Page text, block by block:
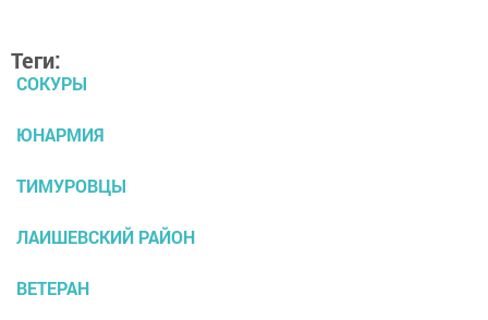
Теги:
СОКУРЫ
ЮНАРМИЯ
ТИМУРОВЦЫ
ЛАИШЕВСКИЙ РАЙОН
ВЕТЕРАН